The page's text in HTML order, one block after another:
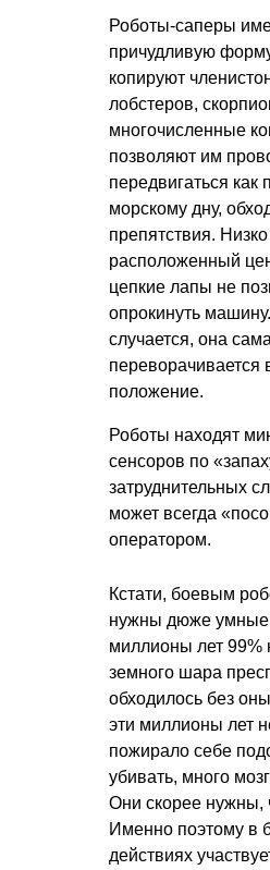
Роботы-саперы
причудливую
копируют
лобстеров,
многочисленные
позволяют им
передвигаться как
морскому дну,
препятствия. Низко
расположенный
цепкие лапы не
опрокинуть
случается, она сама
переворачивается
положение.
Роботы находят
сенсоров по
затруднительных
может всегда
оператором.
Кстати, боевым
нужны дюже умные
миллионы лет 99%
земного шара
обходилось без
эти миллионы лет
пожирало себе
убивать, много
Они скорее нужны,
Именно поэтому в
действиях